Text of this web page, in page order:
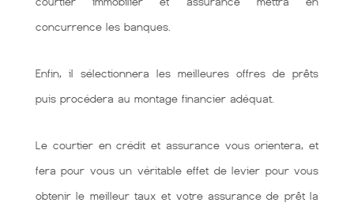
concurrence les banques.
Enfin, il sélectionnera les meilleures offres de prêts
puis procédera au montage financier adéquat.
Le courtier en crédit et assurance vous orientera, et
fera pour vous un véritable effet de levier pour vous
obtenir le meilleur taux et votre assurance de prêt la